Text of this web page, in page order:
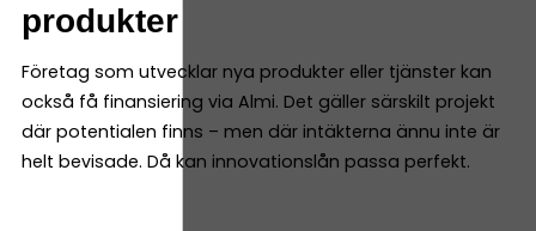
produkter
Företag som utvecklar nya produkter eller tjänster kan
också få finansiering via Almi. Det gäller särskilt projekt
där potentialen finns – men där intäkterna ännu inte är
helt bevisade. Då kan innovationslån passa perfekt.